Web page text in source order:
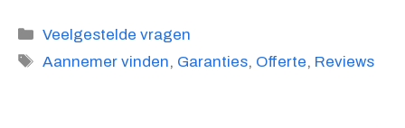
Categorieën
Veelgestelde vragen
Tags
Aannemer vinden, Garanties, Offerte, Reviews